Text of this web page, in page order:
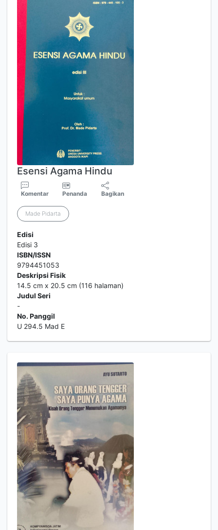
Esensi Agama Hindu
Komentar Penanda Bagikan
Made Pidarta
Edisi
Edisi 3
ISBN/ISSN
9794451053
Deskripsi Fisik
14.5 cm x 20.5 cm (116 halaman)
Judul Seri
-
No. Panggil
U 294.5 Mad E